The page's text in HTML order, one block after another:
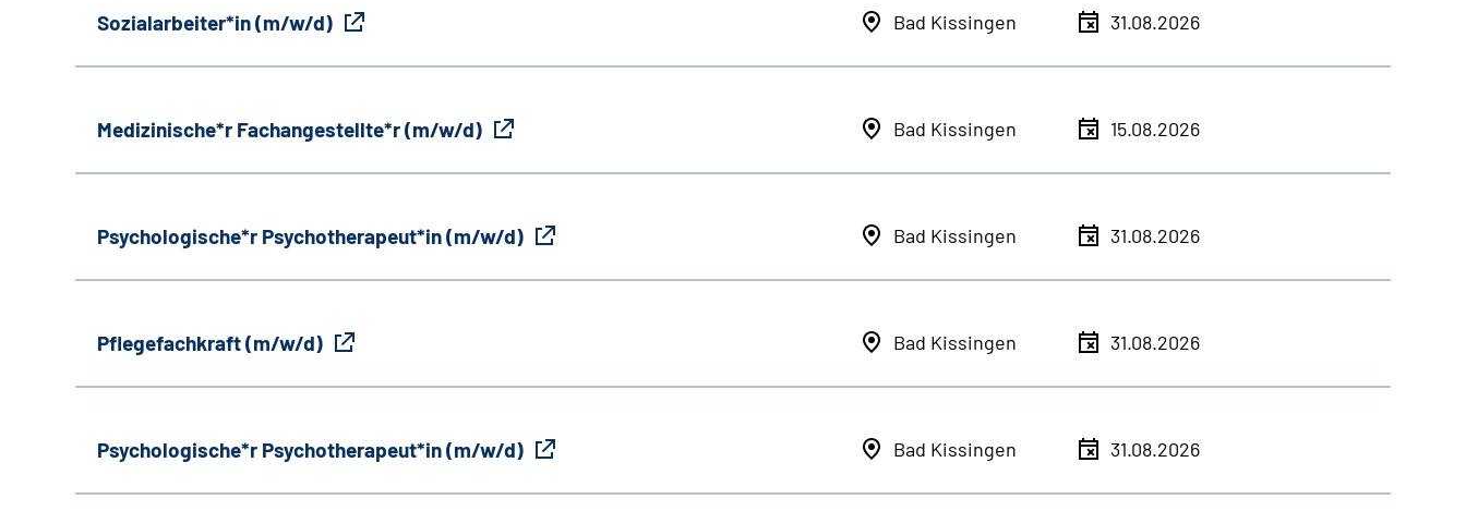
Sozialarbeiter*in (m/w/d) Bad Kissingen 31.08.2026
Medizinische*r Fachangestellte*r (m/w/d) Bad Kissingen 15.08.2026
Psychologische*r Psychotherapeut*in (m/w/d) Bad Kissingen 31.08.2026
Pflegefachkraft (m/w/d) Bad Kissingen 31.08.2026
Psychologische*r Psychotherapeut*in (m/w/d) Bad Kissingen 31.08.2026